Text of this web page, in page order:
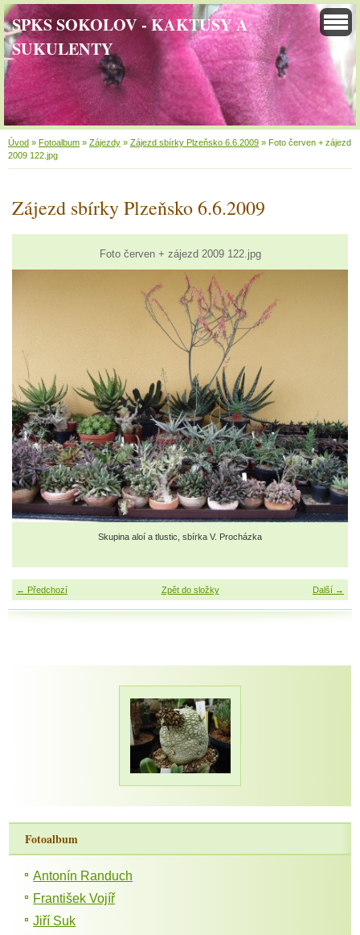
SPKS SOKOLOV - KAKTUSY A
SUKULENTY
Úvod » Fotoalbum » Zájezdy » Zájezd sbírky Plzeňsko 6.6.2009 » Foto červen + zájezd
2009 122.jpg
Zájezd sbírky Plzeňsko 6.6.2009
Foto červen + zájezd 2009 122.jpg
Skupina aloí a tlustic, sbírka V. Procházka
← Předchozí Další →
Zpět do složky
Fotoalbum
Antonín Randuch
František Vojíř
Jiří Suk